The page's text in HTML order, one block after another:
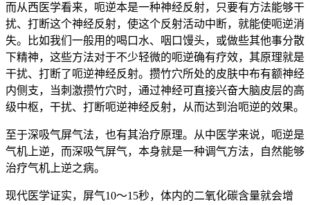
而从西医学看来，呃逆本是一种神经反射，只要有方法能够干
扰、打断这个神经反射，使这个反射活动中断，就能使呃逆消
失。比如我们一般用的喝口水、咽口馒头，或做些其他事分散
下精神，这些方法对于不少轻微的呃逆确有疗效，其原理就是
干扰、打断了呃逆神经反射。攒竹穴所处的皮肤中布有额神经
内侧支，当刺激攒竹穴时，通过神经可直接兴奋大脑皮层的高
级中枢，干扰、打断呃逆神经反射，从而达到治呃逆的效果。
至于深吸气屏气法，也有其治疗原理。从中医学来说，呃逆是
气机上逆，而深吸气屏气，本身就是一种调气方法，自然能够
治疗气机上逆之病。
现代医学证实，屏气10～15秒，体内的二氧化碳含量就会增